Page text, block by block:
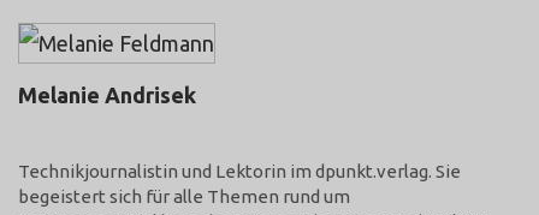
Melanie Andrisek
Technikjournalistin und Lektorin im dpunkt.verlag. Sie
begeistert sich für alle Themen rund um